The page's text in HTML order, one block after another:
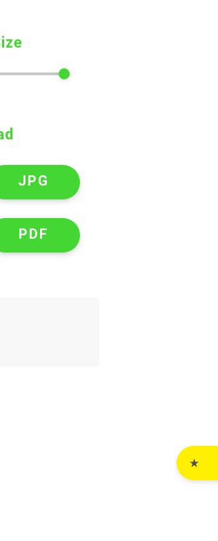
JPG
PDF